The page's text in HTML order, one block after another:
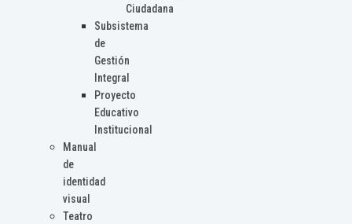
Ciudadana
Subsistema
de
Gestión
Integral
Proyecto
Educativo
Institucional
Manual
de
identidad
visual
Teatro